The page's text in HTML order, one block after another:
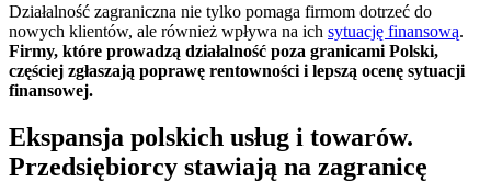
Działalność zagraniczna nie tylko pomaga firmom dotrzeć do
nowych klientów, ale również wpływa na ich sytuację finansową.
Firmy, które prowadzą działalność poza granicami Polski,
częściej zgłaszają poprawę rentowności i lepszą ocenę sytuacji
finansowej.
Ekspansja polskich usług i towarów.
Przedsiębiorcy stawiają na zagranicę